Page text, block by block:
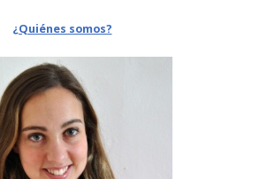
¿Quiénes somos?